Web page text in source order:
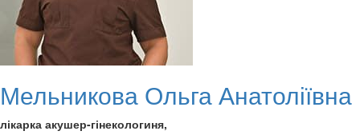
Мельникова Ольга Анатоліївна
лікарка акушер-гінекологиня,